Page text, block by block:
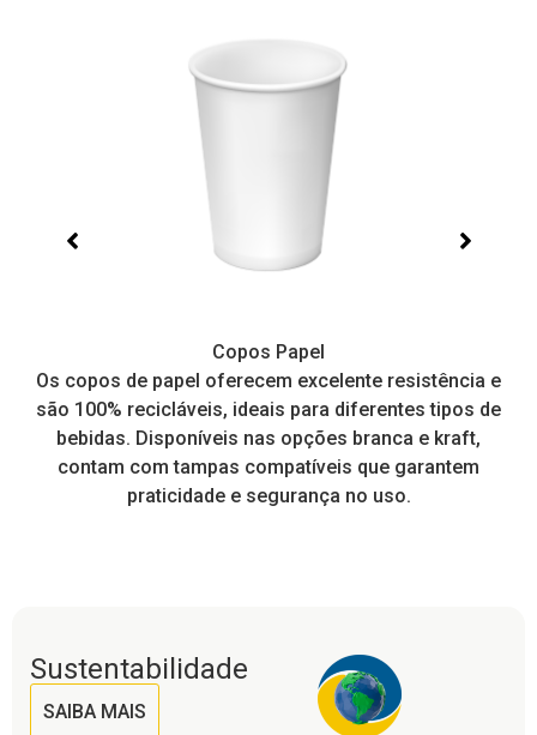
Copos Papel
Os copos de papel oferecem excelente resistência e
são 100% recicláveis, ideais para diferentes tipos de
bebidas. Disponíveis nas opções branca e kraft,
contam com tampas compatíveis que garantem
praticidade e segurança no uso.
Sustentabilidade
SAIBA MAIS